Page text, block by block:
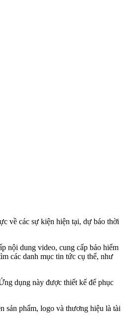
về các sự kiện hiện tại, dự báo thời
nội dung video, cung cấp bảo hiểm
các danh mục tin tức cụ thể, như
dụng này được thiết kế để phục
sản phẩm, logo và thương hiệu là tài